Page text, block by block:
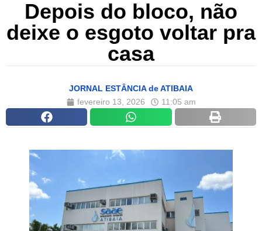
Depois do bloco, não
deixe o esgoto voltar pra
casa
JORNAL ESTÂNCIA de ATIBAIA
fevereiro 13, 2026
11:05 am